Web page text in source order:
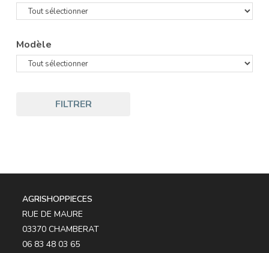
Modèle
FILTRER
AGRISHOPPIECES
RUE DE MAURE
03370 CHAMBERAT
06 83 48 03 65